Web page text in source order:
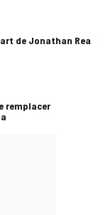
de Jonathan Rea
remplacer